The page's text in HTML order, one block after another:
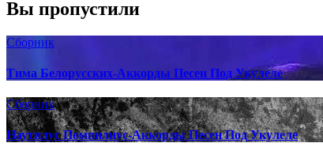
Вы пропустили
Сборник
Тима Белорусских-Аккорды Песен Под Укулеле
Сборник
Наутилус Помпилиус-Аккорды Песен Под Укулеле